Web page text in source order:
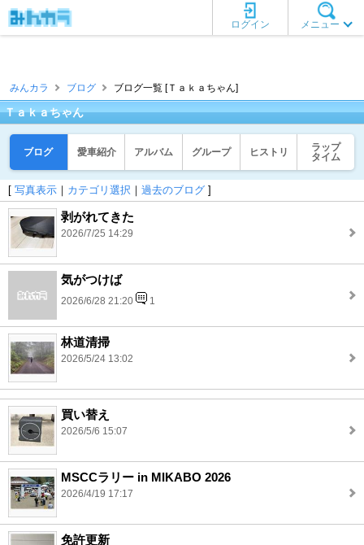
メニュー
ログイン
みんカラ ブログ ブログ一覧 [Ｔａｋａちゃん]
Ｔａｋａちゃん
ブログ 愛車紹介 アルバム グループ ヒストリ
ラップ
タイム
[ 写真表示 ｜ カテゴリ選択 ｜ 過去のブログ ]
剥がれてきた
2026/7/25 14:29
気がつけば
2026/6/28 21:20 1
林道清掃
2026/5/24 13:02
買い替え
2026/5/6 15:07
MSCCラリー in MIKABO 2026
2026/4/19 17:17
免許更新